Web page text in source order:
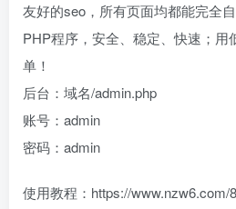
友好的seo，所有页面均都能完全
PHP程序，安全、稳定、快速；用
单！
后台：域名/admin.php
账号：admin
密码：admin
使用教程：https://www.nzw6.com/